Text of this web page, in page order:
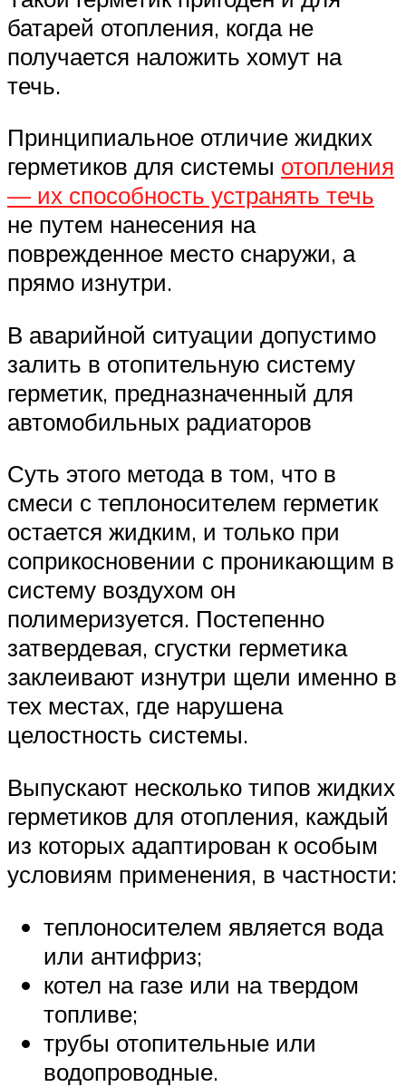
батарей отопления, когда не
получается наложить хомут на
течь.
Принципиальное отличие жидких
герметиков для системы отопления
— их способность устранять течь
не путем нанесения на
поврежденное место снаружи, а
прямо изнутри.
В аварийной ситуации допустимо
залить в отопительную систему
герметик, предназначенный для
автомобильных радиаторов
Суть этого метода в том, что в
смеси с теплоносителем герметик
остается жидким, и только при
соприкосновении с проникающим в
систему воздухом он
полимеризуется. Постепенно
затвердевая, сгустки герметика
заклеивают изнутри щели именно в
тех местах, где нарушена
целостность системы.
Выпускают несколько типов жидких
герметиков для отопления, каждый
из которых адаптирован к особым
условиям применения, в частности:
теплоносителем является вода
или антифриз;
котел на газе или на твердом
топливе;
трубы отопительные или
водопроводные.